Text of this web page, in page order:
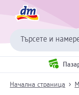
Търсете и
Начална страница